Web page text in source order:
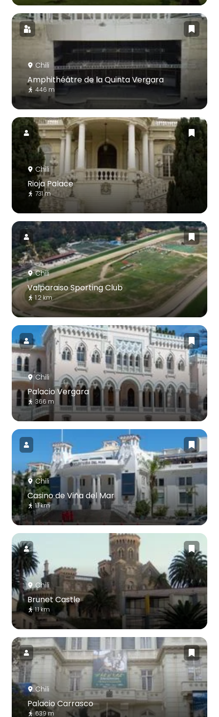
Chili
Amphithéâtre de la Quinta Vergara
446 m
Chili
Rioja Palace
731 m
Chili
Valparaiso Sporting Club
1.2 km
Chili
Palacio Vergara
366 m
Chili
Casino de Viña del Mar
1.1 km
Chili
Brunet Castle
1.1 km
Chili
Palacio Carrasco
639 m